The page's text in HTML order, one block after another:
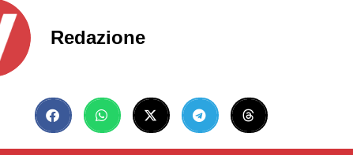
Redazione